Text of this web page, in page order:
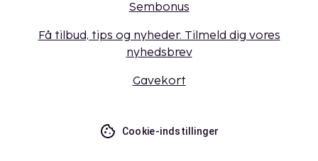
Sembonus
Få tilbud, tips og nyheder. Tilmeld dig vores
nyhedsbrev
Gavekort
Cookie-indstillinger